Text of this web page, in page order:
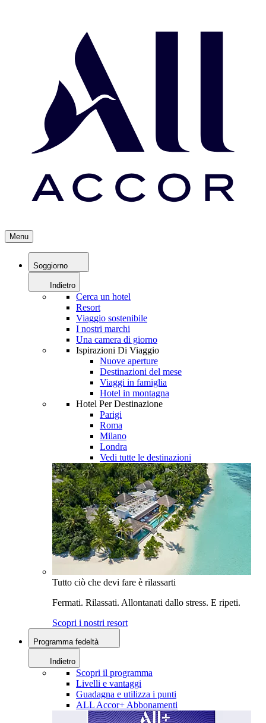
Menu
Soggiorno
Indietro
Cerca un hotel
Resort
Viaggio sostenibile
I nostri marchi
Una camera di giorno
Ispirazioni Di Viaggio
Nuove aperture
Destinazioni del mese
Viaggi in famiglia
Hotel in montagna
Hotel Per Destinazione
Parigi
Roma
Milano
Londra
Vedi tutte le destinazioni
Tutto ciò che devi fare è rilassarti
Fermati. Rilassati. Allontanati dallo stress. E ripeti.
Scopri i nostri resort
Programma fedeltà
Indietro
Scopri il programma
Livelli e vantaggi
Guadagna e utilizza i punti
ALL Accor+ Abbonamenti